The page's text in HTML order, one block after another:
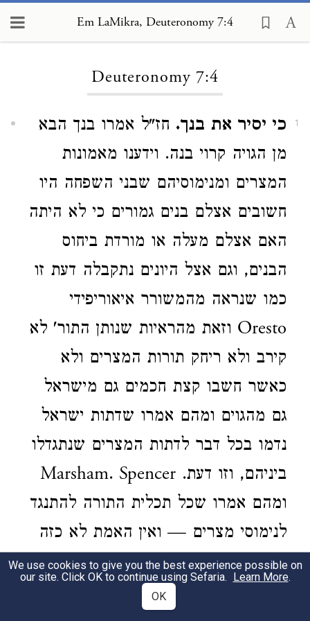
Em LaMikra, Deuteronomy 7:4
Deuteronomy 7:4
1 כי יסיר את בנך. חז"ל אמרו בנך הבא
מן הגויה קרוי בנה. וידענו מאמונות
המצרים ומנימוסיהם שבני השפחה היו
חשובים אצלם בנים גמורים כי לא היתה
האם אצלם מעלה או מורדת ביחוס
הבנים, וגם אצל היונים נתקבלה דעת זו
כמו שנראה מהמשורר איאוריפידי
Oresto וזאת מהראיות שנותן התור' לא
קירב ולא ריחק תורות המצרים ולא
כאשר חשבו קצת חכמים גם מישראל
גם מהגוים ומהם אמרו שדתות ישראל
נדמו בכל דבר לדתות המצרים שנתגדלו
ביניהם, וזו דעת. Marsham. Spencer
ומהם אמרו שכל תכלית התורה להתנגד
לנימוסי מצרים — ואין האמת לא כזה
ולא כזה אלא שהתורה לא פחדה
להדמות למצרים דמוי נפלא בכמה
We use cookies to give you the best experience possible on
our site. Click OK to continue using Sefaria. Learn More.
OK